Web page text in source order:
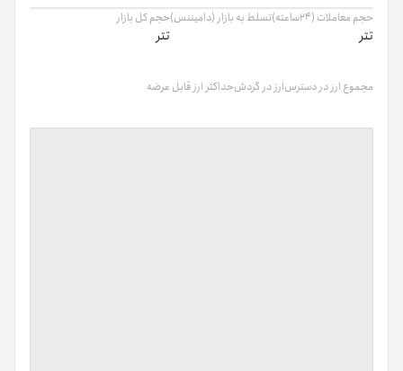
حجم معاملات (۲۴ساعته)
تتر
تسلط به بازار (دامیننس)حجم کل بازار
تتر
مجموع ارز در دسترسارز در گردشحداکثر ارز قابل عرضه